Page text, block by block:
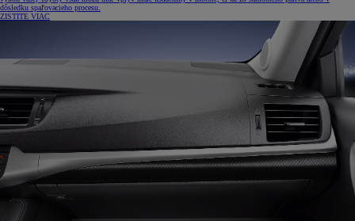
dôsledku spaľovacieho procesu.
ZISTITE VIAC